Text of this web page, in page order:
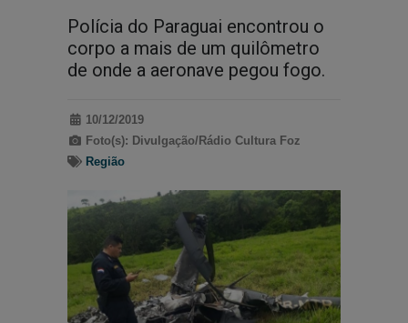
Polícia do Paraguai encontrou o
corpo a mais de um quilômetro
de onde a aeronave pegou fogo.
10/12/2019
Foto(s): Divulgação/Rádio Cultura Foz
Região